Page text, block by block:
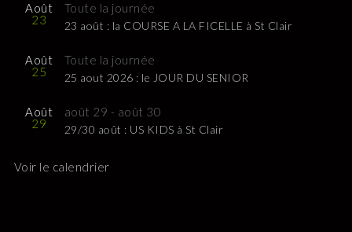
Août
23
Toute la journée
23 août : la COURSE A LA FICELLE à St Clair
Août
25
Toute la journée
25 aout 2026 : le JOUR DU SENIOR
Août
29
août 29 - août 30
29/30 août : US KIDS à St Clair
Voir le calendrier